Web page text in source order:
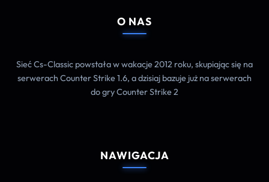
O NAS
Sieć Cs-Classic powstała w wakacje 2012 roku, skupiając się na
serwerach Counter Strike 1.6, a dzisiaj bazuje już na serwerach
do gry Counter Strike 2
NAWIGACJA